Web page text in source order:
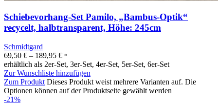
Schiebevorhang-Set Pamilo, „Bambus-Optik“
recycelt, halbtransparent, Höhe: 245cm
Schmidtgard
69,50 € – 189,95 € *
erhältlich als 2er-Set, 3er-Set, 4er-Set, 5er-Set, 6er-Set
Zur Wunschliste hinzufügen
Zum Produkt Dieses Produkt weist mehrere Varianten auf. Die
Optionen können auf der Produktseite gewählt werden
-21%